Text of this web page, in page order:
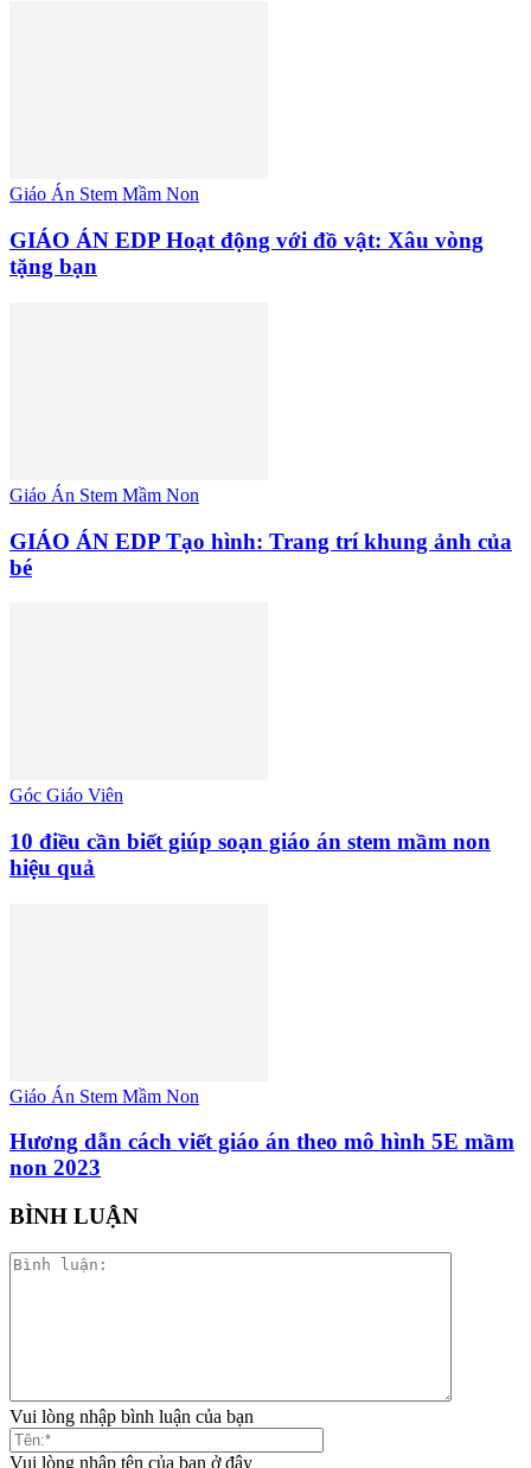
Giáo Án Stem Mầm Non
GIÁO ÁN EDP Hoạt động với đồ vật: Xâu vòng
tặng bạn
Giáo Án Stem Mầm Non
GIÁO ÁN EDP Tạo hình: Trang trí khung ảnh của
bé
Góc Giáo Viên
10 điều cần biết giúp soạn giáo án stem mầm non
hiệu quả
Giáo Án Stem Mầm Non
Hương dẫn cách viết giáo án theo mô hình 5E mầm
non 2023
BÌNH LUẬN
Vui lòng nhập bình luận của bạn
Vui lòng nhập tên của bạn ở đây